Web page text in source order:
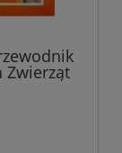
Zwierząt